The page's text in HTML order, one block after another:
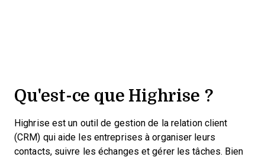
Qu'est-ce que Highrise ?
Highrise est un outil de gestion de la relation client
(CRM) qui aide les entreprises à organiser leurs
contacts, suivre les échanges et gérer les tâches. Bien